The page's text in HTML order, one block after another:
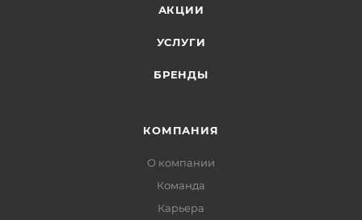
АКЦИИ
УСЛУГИ
БРЕНДЫ
КОМПАНИЯ
О компании
Команда
Карьера